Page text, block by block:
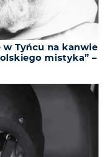
w Tyńcu na kanwie
mistyka” –